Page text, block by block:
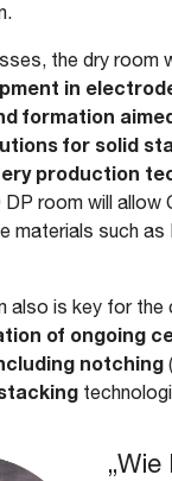
the dry room
in
formation
for solid
production
room will allow
materials such as
also is key for
of ongoing
notching